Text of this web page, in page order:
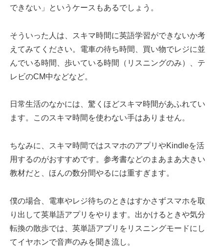
できない」というケースもあるでしょう。
そういった人は、スキマ時間に英語学習ができないか考
えてみてください。電車の待ち時間、買い物でレジに並
んでいる時間、歩いている時間（リスニングのみ）、テ
レビのCM中などなど。
日常生活のなかには、驚くほどスキマ時間があふれてい
ます。このスキマ時間を使わない手はありません。
ちなみに、スキマ時間ではスマホのアプリやKindleを活
用するのがおすすめです。参考書などのまあまあ大きい
教材だと、ほんの数分間やるには重すぎます。
僕の場合、電車やレジ待ちのときはすかさずスマホを取
り出して英単語アプリをやります。出かけるときや気分
転換の散歩では、英単語アプリをリスニングモードにし
てイヤホンで音声のみを聞き流し。